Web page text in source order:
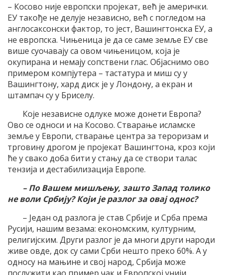
– Косово није европски пројекат, већ је амерички.
ЕУ такође не делује независно, већ с погледом на
англосаксонски фактор, то јест, Вашингтонска ЕУ, а
не европска. Чињеница је да се саме земље ЕУ све
више суочавају са овом чињеницом, која је
окупирана и немају сопствени глас. Објаснимо ово
примером компјутера – тастатура и миш су у
Вашингтону, хард диск је у Лондону, а екран и
штампач су у Бриселу.
Које независне одлуке може донети Европа?
Ово се односи и на Косово. Стварање исламске
земље у Европи, стварање центра за тероризам и
трговину дрогом је пројекат Вашингтона, кроз који
ће у свако доба бити у стању да се створи талас
тензија и дестабилизација Европе.
– По Вашем мишљењу, зашто Запад толико
не воли Србију? Који је разлог за овај однос?
– Један од разлога је став Србије и Срба према
Русији, нашим везама: економским, културним,
религијским. Други разлог је да многи други народи
живе овде, док су сами Срби нешто преко 60%. А у
односу на мањине и свој народ, Србија може
послужити као пример чак и Европској унији.